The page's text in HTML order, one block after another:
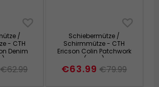
/
- CTH
Denim
€62.99
Schiebermütze /
Schirmmütze - CTH
Ericson Colin Patchwork
(grau)
€63.99 €79.99